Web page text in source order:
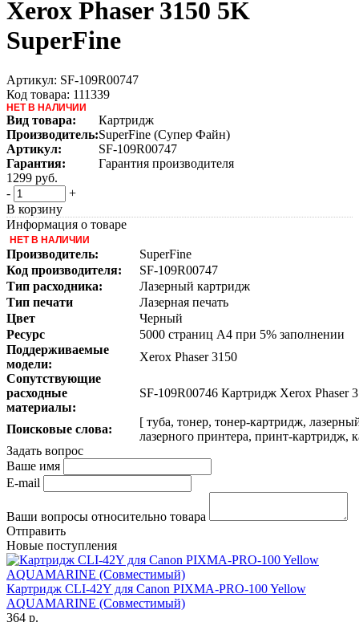
Xerox Phaser 3150 5K
SuperFine
Артикул: SF-109R00747
Код товара: 111339
НЕТ В НАЛИЧИИ
Вид товара:
Картридж
Производитель:SuperFine (Супер Файн)
Артикул:
SF-109R00747
Гарантия:
Гарантия производителя
1299 руб.
-
+
В корзину
Информация о товаре
НЕТ В НАЛИЧИИ
Производитель:
SuperFine
Код производителя:
SF-109R00747
Тип расходника:
Лазерный картридж
Тип печати
Лазерная печать
Цвет
Черный
Ресурс
5000 страниц A4 при 5% заполнении
Поддерживаемые
модели:
Xerox Phaser 3150
Сопутствующие
расходные
материалы:
SF-109R00746 Картридж Xerox Phaser
Поисковые слова:
[ туба, тонер, тонер-картридж,
лазерного принтера, принт-картридж,
Задать вопрос
Ваше имя
E-mail
Ваши вопросы относительно товара
Отправить
Новые поступления
Картридж CLI-42Y для Canon PIXMA-PRO-100 Yellow
AQUAMARINE (Совместимый)
364 р.